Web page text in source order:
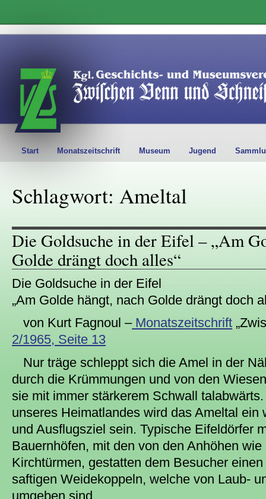
Start Monatszeitschrift Museum Jugend
Schlagwort: Ameltal
Die Goldsuche in der Eifel – „Am
Golde drängt doch alles“
Die Goldsuche in der Eifel
„Am Golde hängt, nach Golde drängt doch
von Kurt Fagnoul –Monatszeitschrift
2/1965, Seite 13
Nur träge schleppt sich die Amel in der
durch die Krümmungen und von den
sie mit immer stärkerem Schwall
unseres Heimatlandes wird das Ameltal ein
und Ausflugsziel sein. Typische Eifeldörfer
Bauernhöfen, mit den von den Anhöhen
Kirchtürmen, gestatten dem Besucher
saftigen Weidekoppeln, welche von Laub-
umgeben sind.